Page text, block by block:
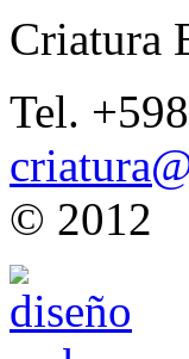
Criatura
Tel.
© 2012